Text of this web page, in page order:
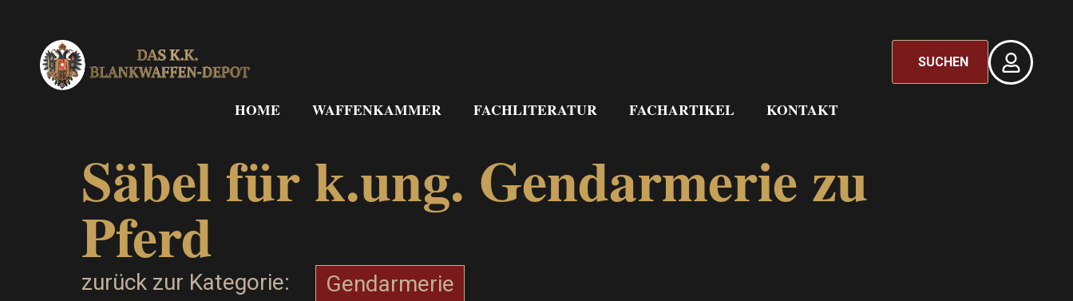
Inhalt
springen
SUCHEN
HOME WAFFENKAMMER FACHLITERATUR FACHARTIKEL KONTAKT
Säbel für k.ung. Gendarmerie zu
Pferd
zurück zur Kategorie: Gendarmerie